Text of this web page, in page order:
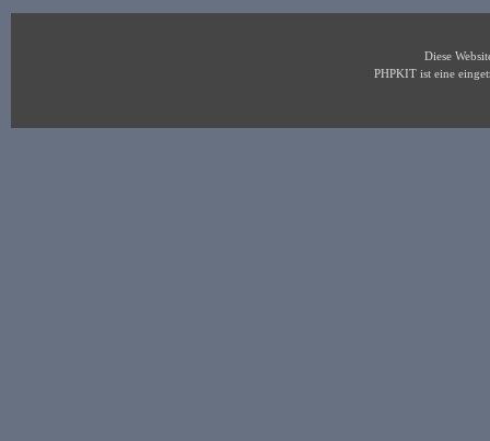
Diese
PHPKIT ist eine